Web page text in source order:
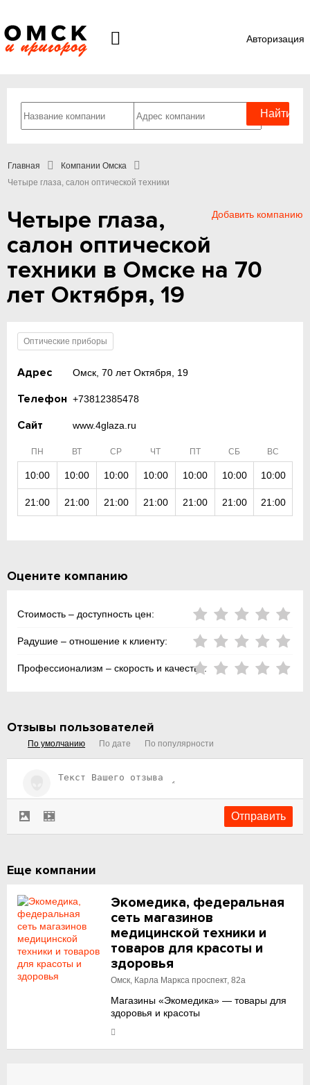
Авторизация
Главная
Компании Омска
Четыре глаза, салон оптической техники
Добавить компанию
Четыре глаза,
салон оптической
техники в Омске на 70
лет Октября, 19
Оптические приборы
Адрес Омск, 70 лет Октября, 19
Телефон +73812385478
Сайт www.4glaza.ru
ПН ВТ СР ЧТ ПТ СБ ВС
10:00 10:00 10:00 10:00 10:00 10:00 10:00
21:00 21:00 21:00 21:00 21:00 21:00 21:00
Оцените компанию
Стоимость – доступность цен:
Радушие – отношение к клиенту:
Профессионализм – скорость и качество:
Отзывы пользователей
По умолчанию По дате По популярности
Еще компании
Экомедика, федеральная
сеть магазинов
медицинской техники и
товаров для красоты и
здоровья
Омск, Карла Маркса проспект, 82а
Магазины «Экомедика» — товары для
здоровья и красоты